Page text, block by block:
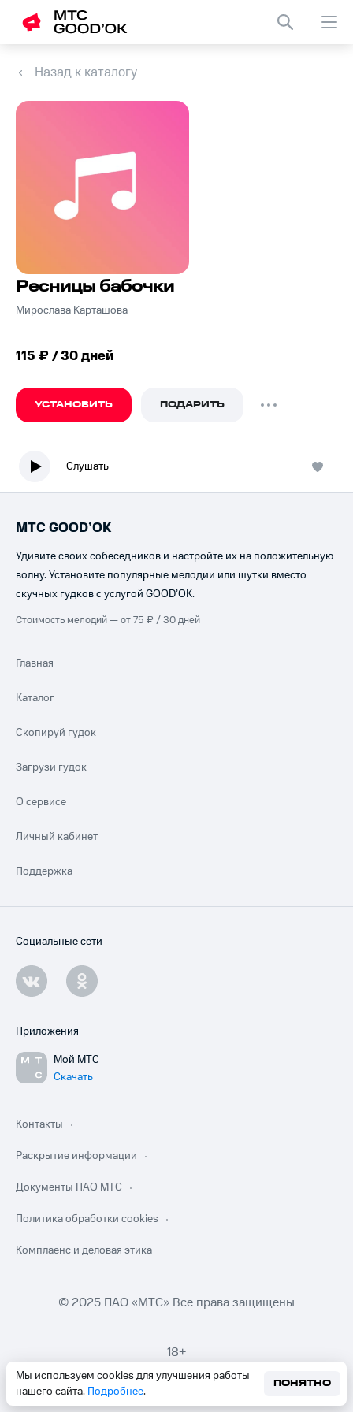
Назад к каталогу
Ресницы бабочки
Мирослава Карташова
115 ₽ / 30 дней
УСТАНОВИТЬ ПОДАРИТЬ
Слушать
Мы используем cookies для улучшения работы
нашего сайта. Подробнее.
ПОНЯТНО
МТС GOOD’OK
Удивите своих собеседников и настройте их на положительную
волну. Установите популярные мелодии или шутки вместо
скучных гудков с услугой GOOD’OK.
Стоимость мелодий — от 75 ₽ / 30 дней
Главная
Каталог
Скопируй гудок
Загрузи гудок
О сервисе
Личный кабинет
Поддержка
Социальные сети
Приложения
Мой МТС
Скачать
Контакты
Раскрытие информации
Документы ПАО МТС
Политика обработки cookies
Комплаенс и деловая этика
© 2025 ПАО «МТС» Все права защищены
18+